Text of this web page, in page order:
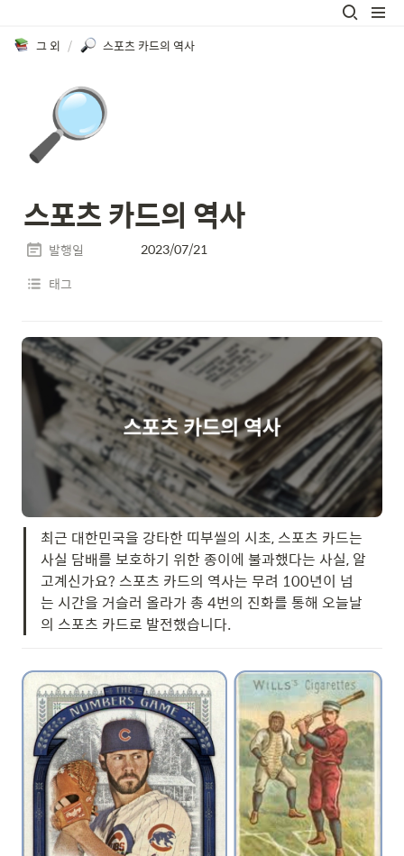
그 외 / 스포츠 카드의 역사
🔎
스포츠 카드의 역사
발행일
2023/07/21
태그
최근 대한민국을 강타한 띠부씰의 시초, 스포츠 카드는
사실 담배를 보호하기 위한 종이에 불과했다는 사실, 알
고계신가요? 스포츠 카드의 역사는 무려 100년이 넘
는 시간을 거슬러 올라가 총 4번의 진화를 통해 오늘날
의 스포츠 카드로 발전했습니다.